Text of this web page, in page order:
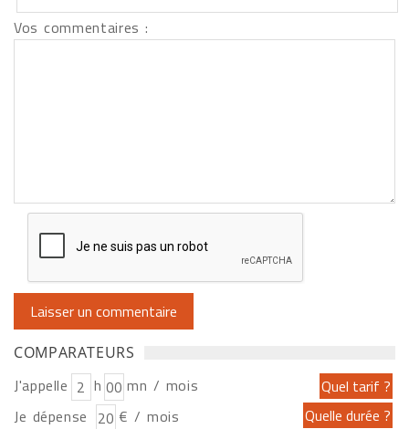
Vos commentaires :
COMPARATEURS
J'appelle h
mn / mois
Je dépense
€ / mois